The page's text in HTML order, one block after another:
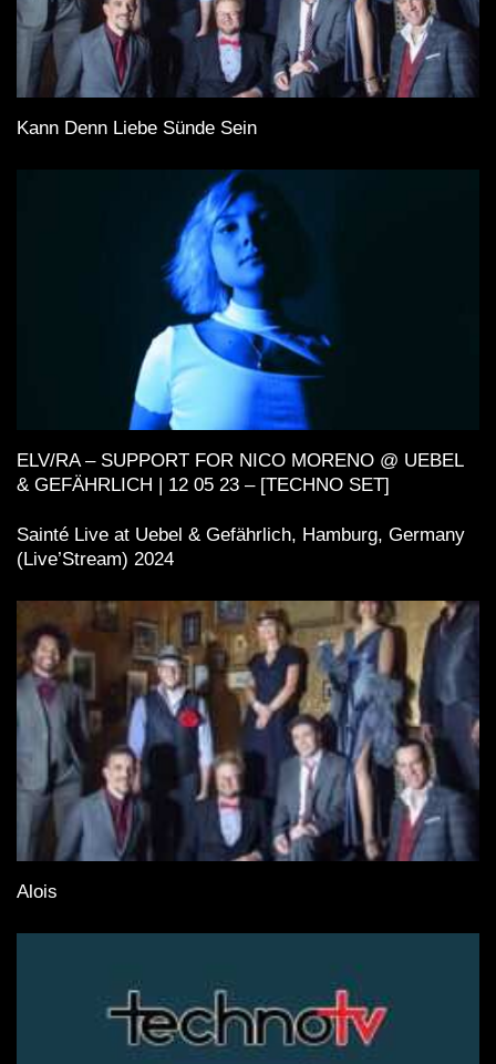
Kann Denn Liebe Sünde Sein
ELV/RA – SUPPORT FOR NICO MORENO @ UEBEL
& GEFÄHRLICH | 12 05 23 – [TECHNO SET]
Sainté Live at Uebel & Gefährlich, Hamburg, Germany
(Live’Stream) 2024
Alois